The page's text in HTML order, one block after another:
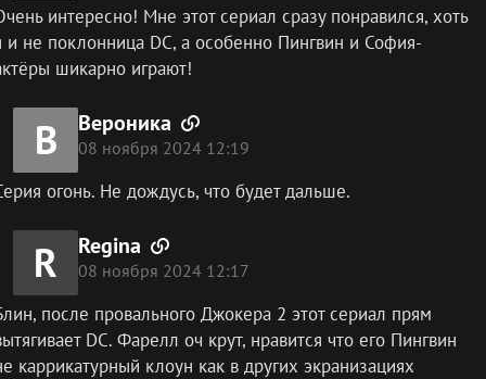
интересно! Мне этот сериал сразу понравился, хоть
и не поклонница DC, а особенно Пингвин и София-
шикарно играют!
В Вероника
08 ноября 2024 12:19
огонь. Не дождусь, что будет дальше.
R Regina
08 ноября 2024 12:17
после провального Джокера 2 этот сериал прям
DC. Фарелл оч крут, нравится что его Пингвин
каррикатурный клоун как в других экранизациях